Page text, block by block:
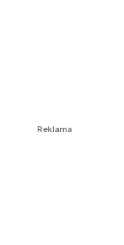
Reklama